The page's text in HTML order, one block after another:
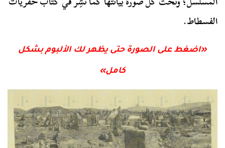
الفسطاط.
«اضغط على الصورة حتى يظهر لك الألبوم بشكل
كامل»